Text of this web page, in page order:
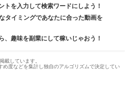
トを入力して検索ワードにしよう！
タイミングであなたに合った動画を
、趣味を副業にして稼いじゃおう！
しています。
度などを集計し独自のアルゴリズムで決定してい